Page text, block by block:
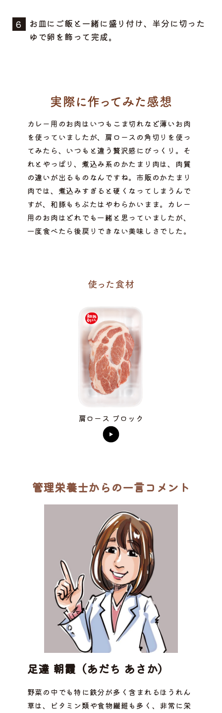
お皿にご飯と一緒に盛り付け、半分に切った
ゆで卵を飾って完成。
カレー用のお肉はいつもこま切れなど薄いお肉
を使っていましたが、肩ロースの角切りを使っ
てみたら、いつもと違う贅沢感にびっくり。そ
れとやっぱり、煮込み系のかたまり肉は、肉質
の違いが出るものなんですね。市販のかたまり
肉では、煮込みすぎると硬くなってしまうんで
すが、和豚もちぶたはやわらかいまま。カレー
用のお肉はどれでも一緒と思っていましたが、
一度食べたら後戻りできない美味しさでした。
肩ロース ブロック
管理栄養士からの一言コメント
足達 朝霞（あだち あさか）
野菜の中でも特に鉄分が多く含まれるほうれん
草は、ビタミン類や食物繊維も多く、非常に栄